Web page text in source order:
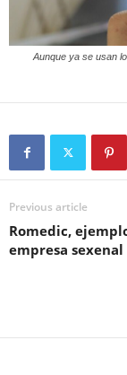
Aunque ya se usan
Previous article
Romedic,
empresa